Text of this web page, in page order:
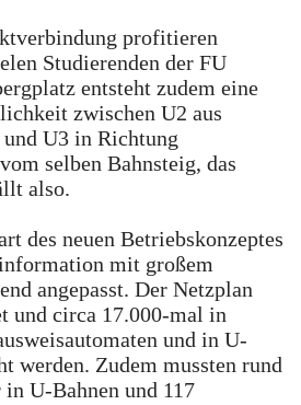
profitieren
Studierenden der FU
entsteht zudem eine
zwischen U2 aus
U3 in Richtung
selben Bahnsteig, das
also.
des neuen Betriebskonzeptes
mit großem
angepasst. Der Netzplan
und circa 17.000-mal in
und in U-
werden. Zudem mussten rund
U-Bahnen und 117